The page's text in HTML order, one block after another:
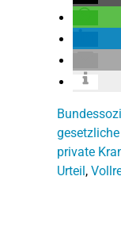
private
Urteil,